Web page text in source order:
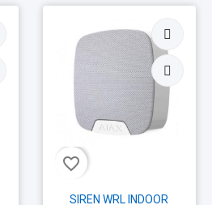
favorite_border
SIREN WRL INDOOR